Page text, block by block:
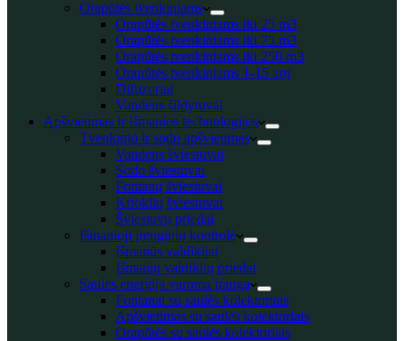
Orapūtės tvenkiniams
Orapūtės tvenkiniams iki 25 m3
Orapūtės tvenkiniams iki 75 m3
Orapūtės tvenkiniams iki 250 m3
Orapūtės tvenkiniams 1-15 arų
Difuzoriai
Vandens šildytuvai
Apšvietimas ir išmanios technologijos
Tvenkinio ir sodo apšvietimas
Vandens šviestuvai
Sodo šviestuvai
Fontanų šviestuvai
Krioklių šviestuvai
Šviestuvų priedai
Išmanioji įrenginių kontrolė
Išmanūs valdikliai
Išmanių valdiklių priedai
Saulės energija varoma įranga
Fontanai su saulės kolektoriais
Apšvietimas su saulės kolektoriais
Orapūtės su saulės kolektoriais